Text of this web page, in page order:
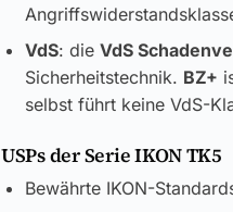
VdS: die VdS
Sicherheitstechnik. BZ+
selbst führt keine VdS-
USPs der Serie IKON TK5
Bewährte IKON-